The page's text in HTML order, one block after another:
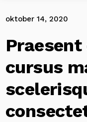
oktober 14, 2020
cursus